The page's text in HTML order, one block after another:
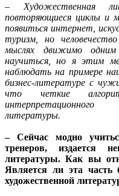
– Художественная
повторяющиеся циклы и
появиться интернет,
туризм, но
мыслях движимо
научиться, но я этим
наблюдать на примере
бизнес-литературе с
что четкие
литературы.
– Сейчас модно
тренеров, издается
литературы. Как вы
Является ли эта часть
художественной